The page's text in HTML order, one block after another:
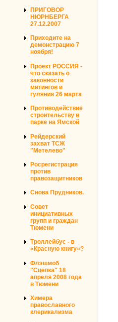
ПРИГОВОР
НЮРНБЕРГА
27.12.2007
Приходите на
демонстрацию 7
ноября!
Проект РОССИЯ -
что сказать о
законности
митингов и
гуляния 26 марта
Противодействие
строительству в
парке на Ямской
Рейдерский
захват ТСЖ
"Метелево"
Росрегистрация
против
правозащитников
Снова Прудников.
Совет
инициативных
групп и граждан
Тюмени
Троллейбус - в
«Красную книгу»?
Флэшмоб
"Сцепка" 18
апреля 2008 года
в Тюмени
Химера
православного
клерикализма